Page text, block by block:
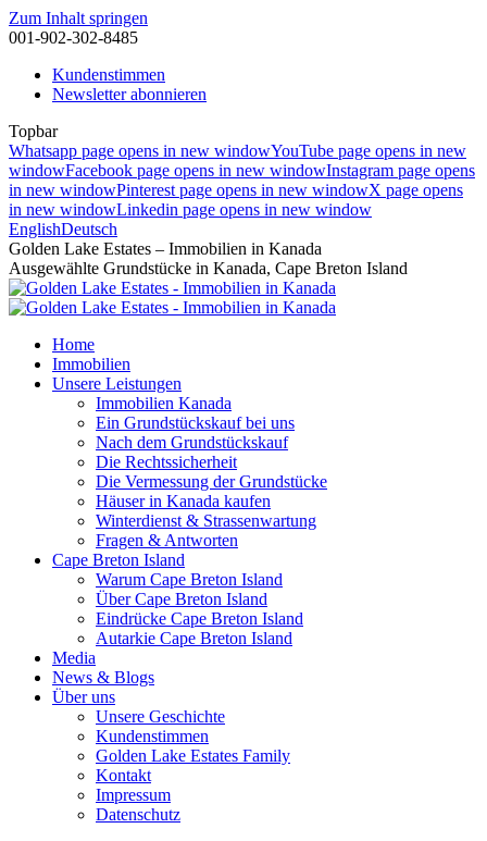
Zum Inhalt springen
001-902-302-8485
Kundenstimmen
Newsletter abonnieren
Topbar
Whatsapp page opens in new windowYouTube page opens in new
windowFacebook page opens in new windowInstagram page opens
in new windowPinterest page opens in new windowX page opens
in new windowLinkedin page opens in new window
EnglishDeutsch
Golden Lake Estates – Immobilien in Kanada
Ausgewählte Grundstücke in Kanada, Cape Breton Island
Home
Immobilien
Unsere Leistungen
Immobilien Kanada
Ein Grundstückskauf bei uns
Nach dem Grundstückskauf
Die Rechtssicherheit
Die Vermessung der Grundstücke
Häuser in Kanada kaufen
Winterdienst & Strassenwartung
Fragen & Antworten
Cape Breton Island
Warum Cape Breton Island
Über Cape Breton Island
Eindrücke Cape Breton Island
Autarkie Cape Breton Island
Media
News & Blogs
Über uns
Unsere Geschichte
Kundenstimmen
Golden Lake Estates Family
Kontakt
Impressum
Datenschutz